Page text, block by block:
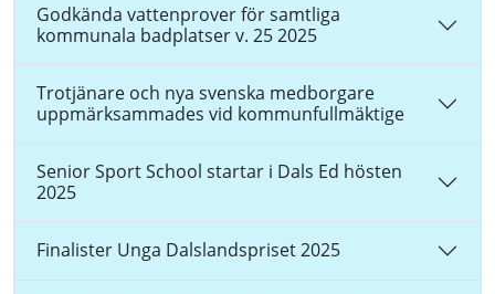
Godkända vattenprover för samtliga
kommunala badplatser v. 25 2025
Trotjänare och nya svenska medborgare
uppmärksammades vid kommunfullmäktige
Senior Sport School startar i Dals Ed hösten
2025
Finalister Unga Dalslandspriset 2025